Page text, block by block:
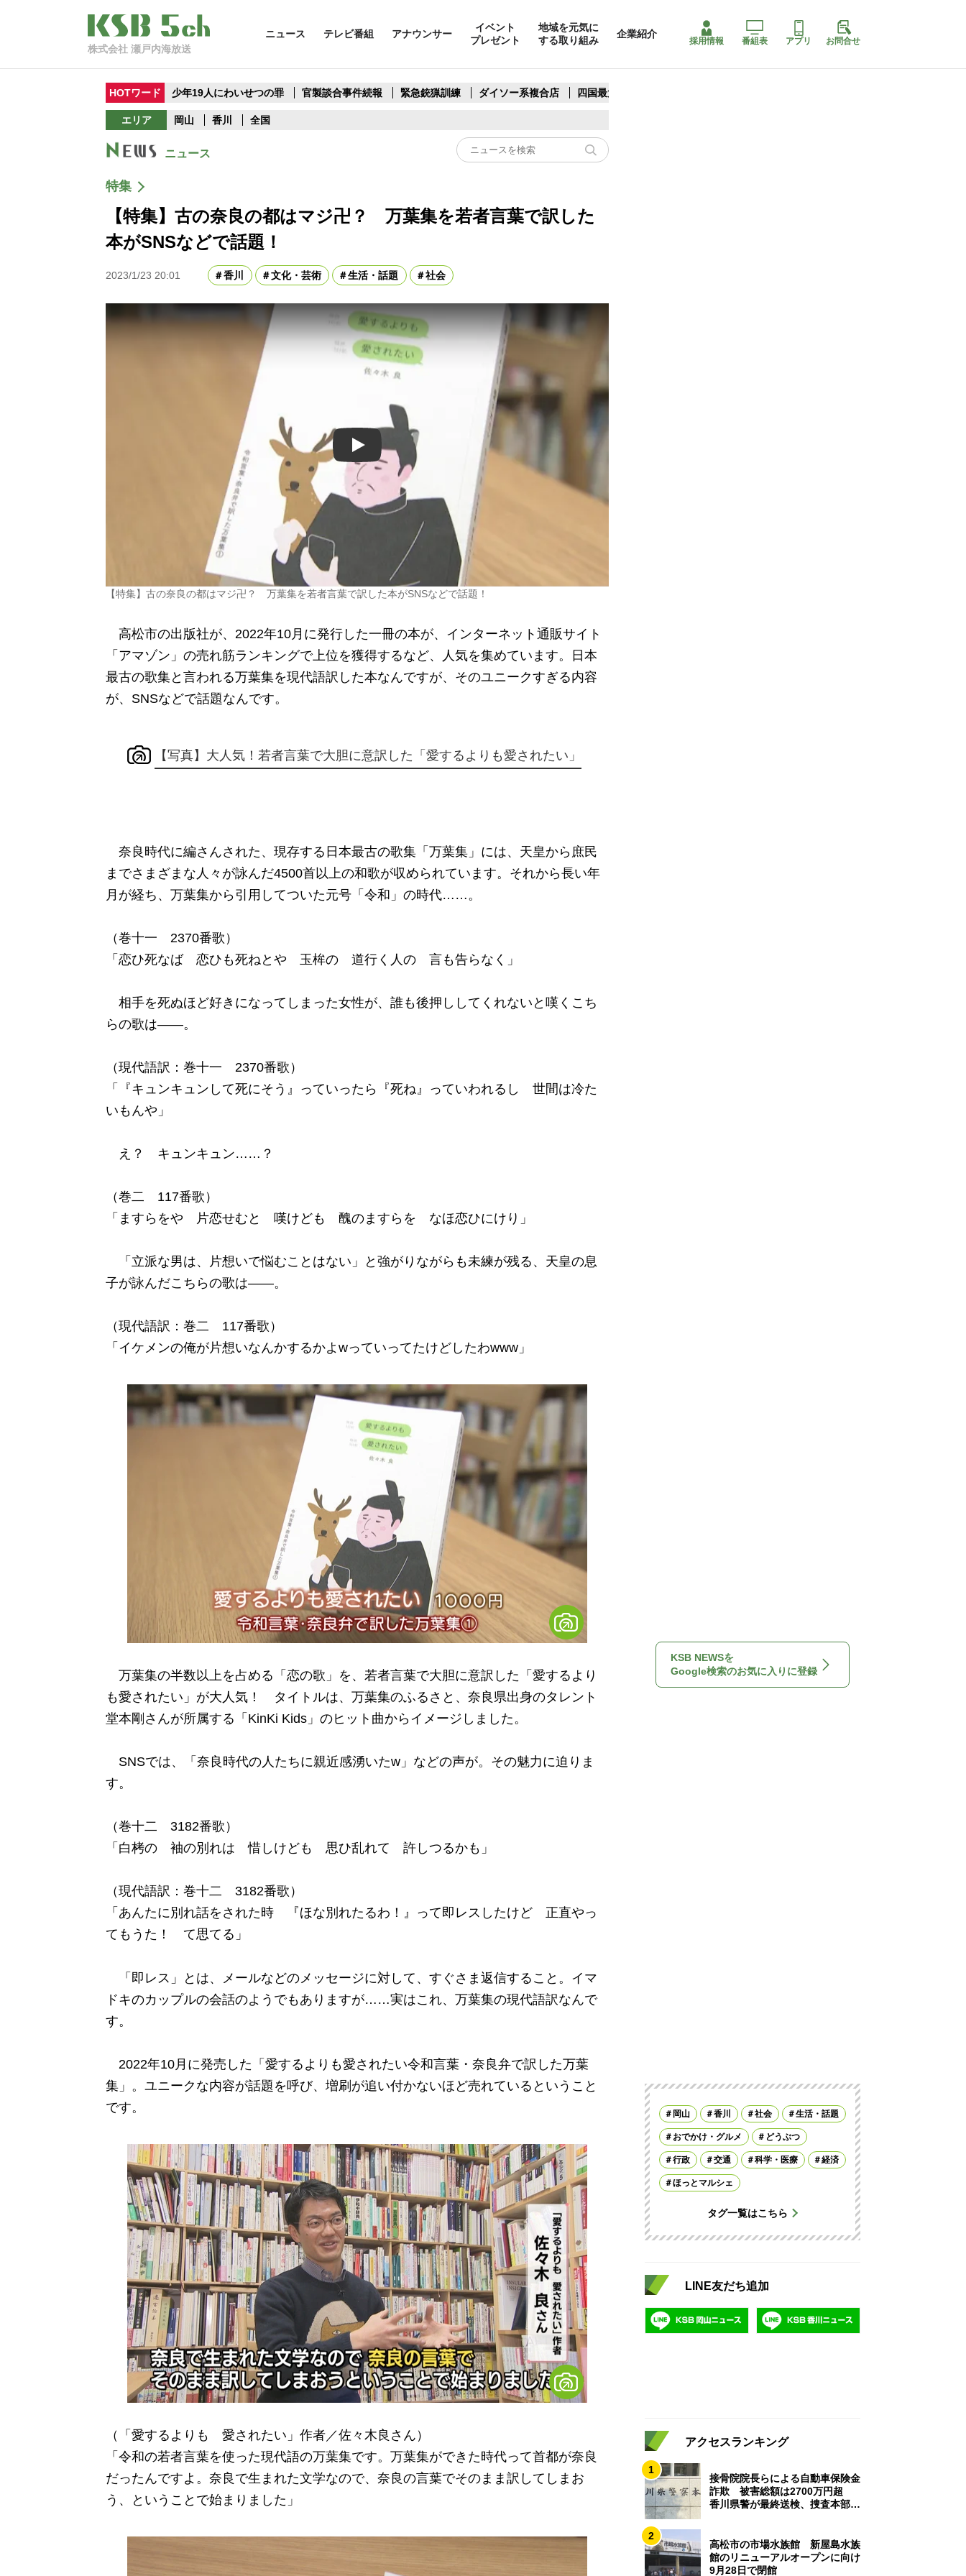
株式会社 瀬戸内海放送
ニュース テレビ番組 アナウンサー
イベント
プレゼント
地域を元気に
する取り組み
企業紹介
採用情報 番組表 アプリ お問合せ
HOTワード 少年19人にわいせつの罪 官製談合事件続報 緊急銃猟訓練 ダイソー系複合店 四国最大スリコ
エリア 岡山 香川 全国
ニュース
特集
【特集】古の奈良の都はマジ卍？ 万葉集を若者言葉で訳した
本がSNSなどで話題！
2023/1/23 20:01 香川 文化・芸術 生活・話題 社会
Play
【特集】古の奈良の都はマジ卍？ 万葉集を若者言葉で訳した本がSNSなどで話題！
高松市の出版社が、2022年10月に発行した一冊の本が、インターネット通販サイト
「アマゾン」の売れ筋ランキングで上位を獲得するなど、人気を集めています。日本
最古の歌集と言われる万葉集を現代語訳した本なんですが、そのユニークすぎる内容
が、SNSなどで話題なんです。
【写真】大人気！若者言葉で大胆に意訳した「愛するよりも愛されたい」
奈良時代に編さんされた、現存する日本最古の歌集「万葉集」には、天皇から庶民
までさまざまな人々が詠んだ4500首以上の和歌が収められています。それから長い年
月が経ち、万葉集から引用してついた元号「令和」の時代……。
（巻十一 2370番歌）
「恋ひ死なば 恋ひも死ねとや 玉桙の 道行く人の 言も告らなく」
相手を死ぬほど好きになってしまった女性が、誰も後押ししてくれないと嘆くこち
らの歌は――。
（現代語訳：巻十一 2370番歌）
「『キュンキュンして死にそう』っていったら『死ね』っていわれるし 世間は冷た
いもんや」
え？ キュンキュン……？
（巻二 117番歌）
「ますらをや 片恋せむと 嘆けども 醜のますらを なほ恋ひにけり」
「立派な男は、片想いで悩むことはない」と強がりながらも未練が残る、天皇の息
子が詠んだこちらの歌は――。
（現代語訳：巻二 117番歌）
「イケメンの俺が片想いなんかするかよwっていってたけどしたわwww」
万葉集の半数以上を占める「恋の歌」を、若者言葉で大胆に意訳した「愛するより
も愛されたい」が大人気！ タイトルは、万葉集のふるさと、奈良県出身のタレント
堂本剛さんが所属する「KinKi Kids」のヒット曲からイメージしました。
SNSでは、「奈良時代の人たちに親近感湧いたw」などの声が。その魅力に迫りま
す。
（巻十二 3182番歌）
「白栲の 袖の別れは 惜しけども 思ひ乱れて 許しつるかも」
（現代語訳：巻十二 3182番歌）
「あんたに別れ話をされた時 『ほな別れたるわ！』って即レスしたけど 正直やっ
てもうた！ て思てる」
「即レス」とは、メールなどのメッセージに対して、すぐさま返信すること。イマ
ドキのカップルの会話のようでもありますが……実はこれ、万葉集の現代語訳なんで
す。
2022年10月に発売した「愛するよりも愛されたい令和言葉・奈良弁で訳した万葉
集」。ユニークな内容が話題を呼び、増刷が追い付かないほど売れているということ
です。
（「愛するよりも 愛されたい」作者／佐々木良さん）
「令和の若者言葉を使った現代語の万葉集です。万葉集ができた時代って首都が奈良
だったんですよ。奈良で生まれた文学なので、奈良の言葉でそのまま訳してしまお
う、ということで始まりました」
KSB NEWSを
Google検索のお気に入りに登録
岡山 香川 社会 生活・話題
おでかけ・グルメ どうぶつ
行政 交通 科学・医療 経済
ほっとマルシェ
タグ一覧はこちら
LINE友だち追加
アクセスランキング
1
接骨院院長らによる自動車保険金
詐欺 被害総額は2700万円超
香川県警が最終送検、捜査本部解
2
高松市の市場水族館 新屋島水族
館のリニューアルオープンに向け
9月28日で閉館